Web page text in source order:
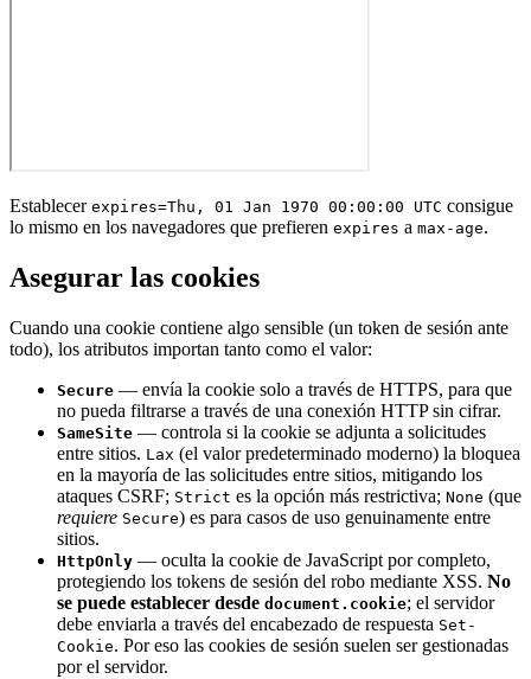
Establecer expires=Thu, 01 Jan 1970 00:00:00 UTC consigue
lo mismo en los navegadores que prefieren expires a max-age.
Asegurar las cookies
Cuando una cookie contiene algo sensible (un token de sesión ante
todo), los atributos importan tanto como el valor:
Secure — envía la cookie solo a través de HTTPS, para que
no pueda filtrarse a través de una conexión HTTP sin cifrar.
SameSite — controla si la cookie se adjunta a solicitudes
entre sitios. Lax (el valor predeterminado moderno) la bloquea
en la mayoría de las solicitudes entre sitios, mitigando los
ataques CSRF; Strict es la opción más restrictiva; None (que
requiere Secure) es para casos de uso genuinamente entre
sitios.
HttpOnly — oculta la cookie de JavaScript por completo,
protegiendo los tokens de sesión del robo mediante XSS. No
se puede establecer desde document.cookie; el servidor
debe enviarla a través del encabezado de respuesta Set-
Cookie. Por eso las cookies de sesión suelen ser gestionadas
por el servidor.